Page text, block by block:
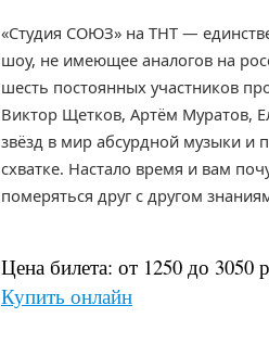
«Студия СОЮЗ» на ТНТ —
шоу, не имеющее аналогов на
шесть постоянных участников
Виктор Щетков, Артём Муратов,
звёзд в мир абсурдной музыки и
схватке. Настало время и вам
померяться друг с другом
Цена билета: от 1250 до 3050
Купить онлайн